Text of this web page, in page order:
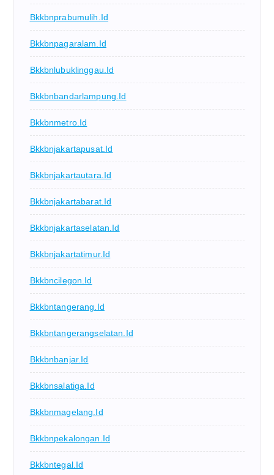
Bkkbnprabumulih.id
Bkkbnpagaralam.id
Bkkbnlubuklinggau.id
Bkkbnbandarlampung.id
Bkkbnmetro.id
Bkkbnjakartapusat.id
Bkkbnjakartautara.id
Bkkbnjakartabarat.id
Bkkbnjakartaselatan.id
Bkkbnjakartatimur.id
Bkkbncilegon.id
Bkkbntangerang.id
Bkkbntangerangselatan.id
Bkkbnbanjar.id
Bkkbnsalatiga.id
Bkkbnmagelang.id
Bkkbnpekalongan.id
Bkkbntegal.id